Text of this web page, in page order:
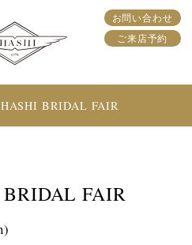
お問い合わせ
ご来店予約
BRIDAL FAIR
BRIDAL FAIR